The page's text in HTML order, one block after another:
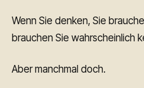
Wenn Sie denken, Sie
brauchen Sie wahrscheinlich
Aber manchmal doch.